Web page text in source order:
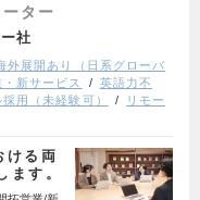
ター
社
外展開あり（日系グローバ
新サービス
英語力不
用（未経験可）
リモー
ける両
ます。